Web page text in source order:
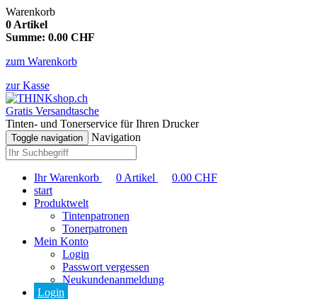
Warenkorb
0 Artikel
Summe: 0.00 CHF
zum Warenkorb
zur Kasse
Gratis Versandtasche
Tinten- und Tonerservice für Ihren Drucker
Toggle navigation Navigation
Ihr Warenkorb 0 Artikel 0.00 CHF
start
Produktwelt
Tintenpatronen
Tonerpatronen
Mein Konto
Login
Passwort vergessen
Neukundenanmeldung
Login